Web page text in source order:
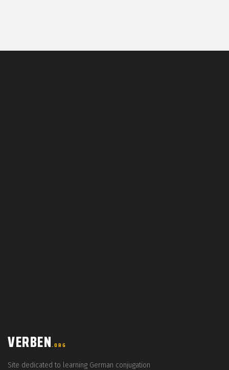
VERBEN.ORG
Site dedicated to learning German conjugation